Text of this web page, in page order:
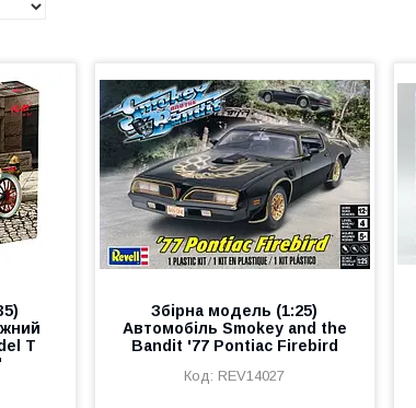
T
Збірна модель (1:25)
Автомобіль Smokey and the
Bandit '77 Pontiac Firebird
REV14027